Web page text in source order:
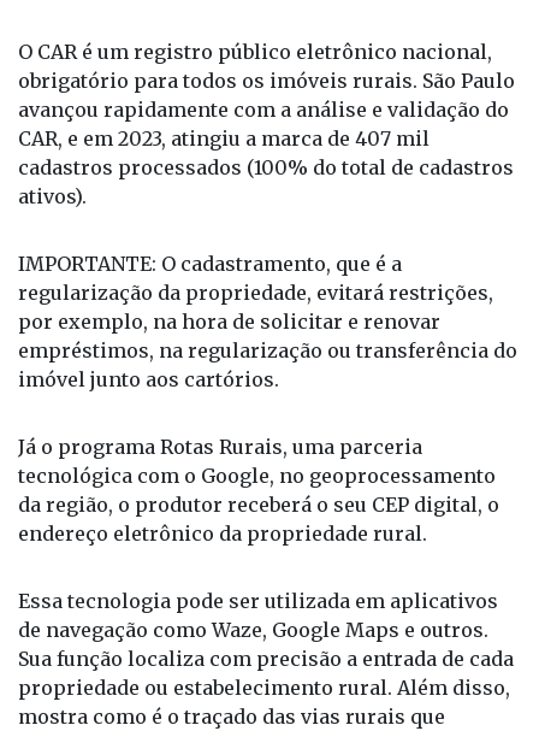
O CAR é um registro público eletrônico nacional,
obrigatório para todos os imóveis rurais. São Paulo
avançou rapidamente com a análise e validação do
CAR, e em 2023, atingiu a marca de 407 mil
cadastros processados (100% do total de cadastros
ativos).
IMPORTANTE: O cadastramento, que é a
regularização da propriedade, evitará restrições,
por exemplo, na hora de solicitar e renovar
empréstimos, na regularização ou transferência do
imóvel junto aos cartórios.
Já o programa Rotas Rurais, uma parceria
tecnológica com o Google, no geoprocessamento
da região, o produtor receberá o seu CEP digital, o
endereço eletrônico da propriedade rural.
Essa tecnologia pode ser utilizada em aplicativos
de navegação como Waze, Google Maps e outros.
Sua função localiza com precisão a entrada de cada
propriedade ou estabelecimento rural. Além disso,
mostra como é o traçado das vias rurais que